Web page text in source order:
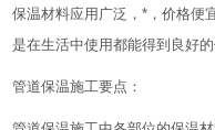
保温材料应用广泛，*，价格便
是在生活中使用都能得到良好的
管道保温施工要点：